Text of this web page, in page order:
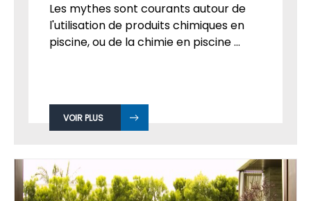
Les mythes sont courants autour de
l'utilisation de produits chimiques en
piscine, ou de la chimie en piscine ...
VOIR PLUS